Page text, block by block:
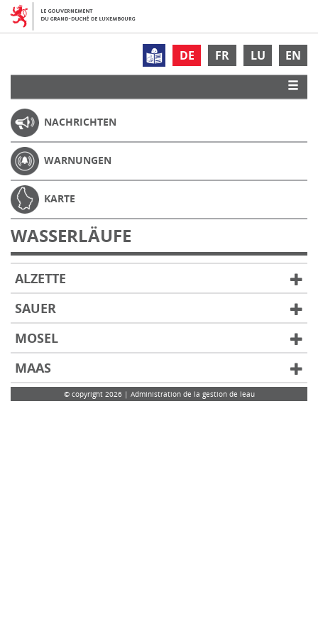
DE FR LU EN
NACHRICHTEN
WARNUNGEN
KARTE
WASSERLÄUFE
ALZETTE
SAUER
MOSEL
MAAS
© copyright 2026 | Administration de la gestion de leau